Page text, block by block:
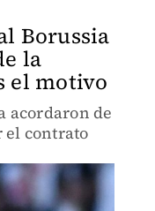
Borussia
la
el motivo
acordaron de
el contrato